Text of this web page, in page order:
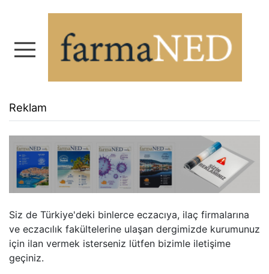
farmaNED - Nevzat
Reklam
Siz de Türkiye'deki binlerce eczacıya, ilaç firmalarına
ve eczacılık fakültelerine ulaşan dergimizde kurumunuz
için ilan vermek isterseniz lütfen bizimle iletişime
geçiniz.